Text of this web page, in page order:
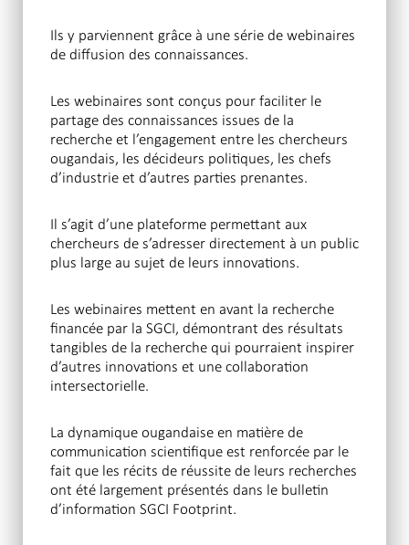
Ils y parviennent grâce à une série de webinaires
de diffusion des connaissances.
Les webinaires sont conçus pour faciliter le
partage des connaissances issues de la
recherche et l’engagement entre les chercheurs
ougandais, les décideurs politiques, les chefs
d’industrie et d’autres parties prenantes.
Il s’agit d’une plateforme permettant aux
chercheurs de s’adresser directement à un public
plus large au sujet de leurs innovations.
Les webinaires mettent en avant la recherche
financée par la SGCI, démontrant des résultats
tangibles de la recherche qui pourraient inspirer
d’autres innovations et une collaboration
intersectorielle.
La dynamique ougandaise en matière de
communication scientifique est renforcée par le
fait que les récits de réussite de leurs recherches
ont été largement présentés dans le bulletin
d’information SGCI Footprint.